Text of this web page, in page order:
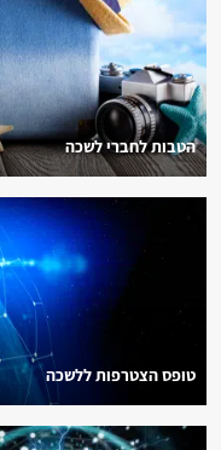
הטבות לחברי לשכה
טופס הצטרפות ללשכה